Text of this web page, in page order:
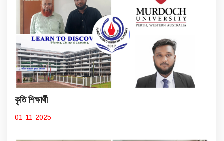
কৃতি শিক্ষার্থী
01-11-2025